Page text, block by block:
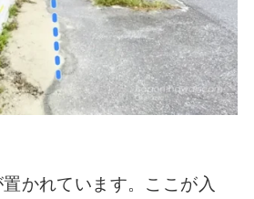
かれています。ここが入